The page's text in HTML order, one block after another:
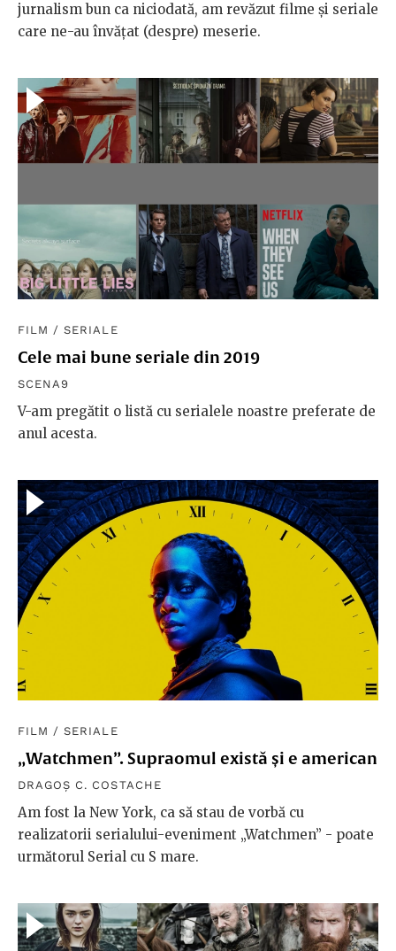
jurnalism bun ca niciodată, am revăzut filme și seriale
care ne-au învățat (despre) meserie.
FILM /SERIALE
Cele mai bune seriale din 2019
SCENA9
V-am pregătit o listă cu serialele noastre preferate de
anul acesta.
FILM /SERIALE
„Watchmen”. Supraomul există și e american
DRAGOȘ C. COSTACHE
Am fost la New York, ca să stau de vorbă cu
realizatorii serialului-eveniment „Watchmen” - poate
următorul Serial cu S mare.